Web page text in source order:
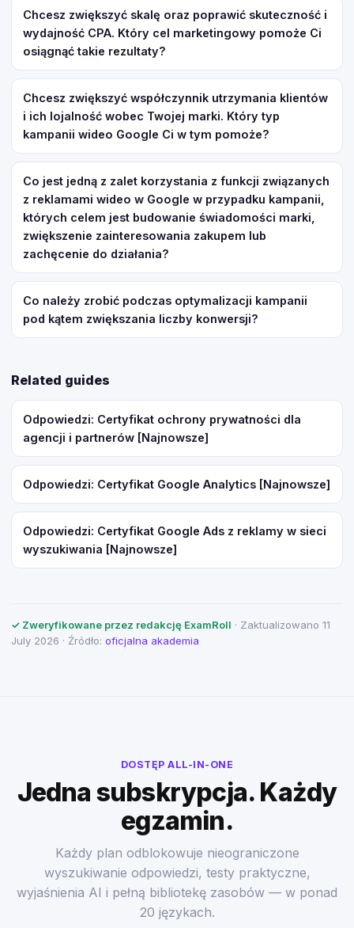
Chcesz zwiększyć skalę oraz poprawić skuteczność i
wydajność CPA. Który cel marketingowy pomoże Ci
osiągnąć takie rezultaty?
Chcesz zwiększyć współczynnik utrzymania klientów
i ich lojalność wobec Twojej marki. Który typ
kampanii wideo Google Ci w tym pomoże?
Co jest jedną z zalet korzystania z funkcji związanych
z reklamami wideo w Google w przypadku kampanii,
których celem jest budowanie świadomości marki,
zwiększenie zainteresowania zakupem lub
zachęcenie do działania?
Co należy zrobić podczas optymalizacji kampanii
pod kątem zwiększania liczby konwersji?
Related guides
Odpowiedzi: Certyfikat ochrony prywatności dla
agencji i partnerów [Najnowsze]
Odpowiedzi: Certyfikat Google Analytics [Najnowsze]
Odpowiedzi: Certyfikat Google Ads z reklamy w sieci
wyszukiwania [Najnowsze]
✓ Zweryfikowane przez redakcję ExamRoll · Zaktualizowano 11
July 2026 · Źródło: oficjalna akademia
DOSTĘP ALL-IN-ONE
Jedna subskrypcja. Każdy
egzamin.
Każdy plan odblokowuje nieograniczone
wyszukiwanie odpowiedzi, testy praktyczne,
wyjaśnienia AI i pełną bibliotekę zasobów — w ponad
20 językach.